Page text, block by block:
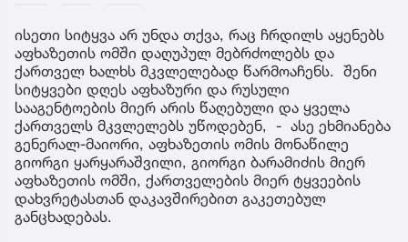
ისეთი სიტყვა არ უნდა თქვა, რაც ჩრდილს აყენებს
აფხაზეთის ომში დაღუპულ მებრძოლებს და
ქართველ ხალხს მკვლელებად წარმოაჩენს. შენი
სიტყვები დღეს აფხაზური და რუსული
სააგენტოების მიერ არის წაღებული და ყველა
ქართველს მკვლელებს უწოდებენ, - ასე ეხმიანება
გენერალ-მაიორი, აფხაზეთის ომის მონაწილე
გიორგი ყარყარაშვილი, გიორგი ბარამიძის მიერ
აფხაზეთის ომში, ქართველების მიერ ტყვეების
დახვრეტასთან დაკავშირებით გაკეთებულ
განცხადებას.